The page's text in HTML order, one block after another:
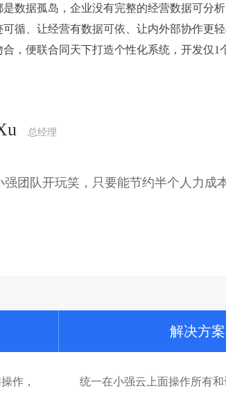
数据孤岛，企业没有完整的经营数据可分
循、让经营有数据可依、让内外部协作更
，便联合同天下打造个性化系统，开发仅
总经理
强团队开玩笑，只要能节约半个人力成
解决方案
作，
统一在小强云上面操作所有和